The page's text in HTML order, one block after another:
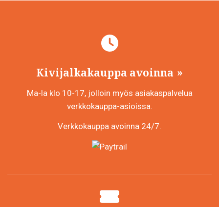
Kivijalkakauppa avoinna
Ma-la klo 10-17, jolloin myös asiakaspalvelua
verkkokauppa-asioissa.
Verkkokauppa avoinna 24/7.